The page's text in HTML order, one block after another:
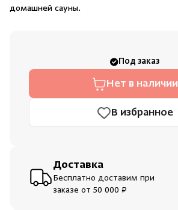
Инфракрасные сауны
Лёдогенераторы
Пародушевые
домашней сауны.
Под заказ
Нет в наличии
В избранное
Доставка
Бесплатно доставим при
заказе от 50 000 ₽
Нет аккаунта?
Уже есть аккаунт?